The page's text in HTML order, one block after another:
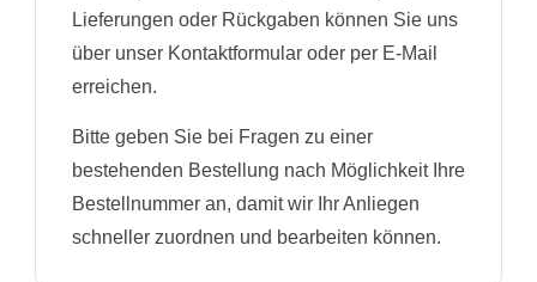
Lieferungen oder Rückgaben können Sie uns
über unser Kontaktformular oder per E-Mail
erreichen.
Bitte geben Sie bei Fragen zu einer
bestehenden Bestellung nach Möglichkeit Ihre
Bestellnummer an, damit wir Ihr Anliegen
schneller zuordnen und bearbeiten können.